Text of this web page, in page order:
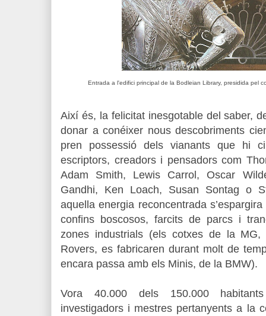
Entrada a l'edifici principal de la Bodleian Library, presidida pel
Així és, la felicitat inesgotable del saber,
donar a conéixer nous descobriments
pren possessió dels vianants que hi
escriptors, creadors i pensadors com
Adam Smith, Lewis Carrol, Oscar
Gandhi, Ken Loach, Susan Sontag o
aquella energia reconcentrada
confins boscosos, farcits de parcs i
zones industrials (els cotxes de la
Rovers, es fabricaren durant molt de
encara passa amb els Minis, de la BMW).
Vora 40.000 dels 150.000
investigadors i mestres pertanyents a la